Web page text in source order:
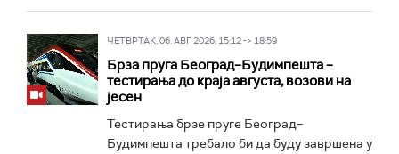
ЧЕТВРТАК, 06. АВГ 2026, 15:12 -> 18:59
Брза пруга Београд–Будимпешта –
тестирања до краја августа, возови на
јесен
Тестирања брзе пруге Београд–
Будимпешта требало би да буду завршена у